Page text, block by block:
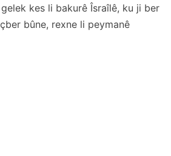
kes li bakurê Îsraîlê, ku ji ber
bûne, rexne li peymanê